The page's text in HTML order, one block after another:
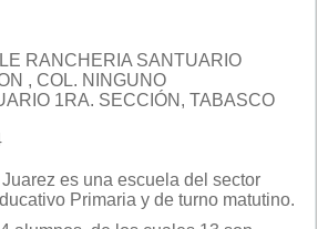
RANCHERIA SANTUARIO
, COL. NINGUNO
1RA. SECCIÓN, TABASCO
es una escuela del sector
Primaria y de turno matutino.